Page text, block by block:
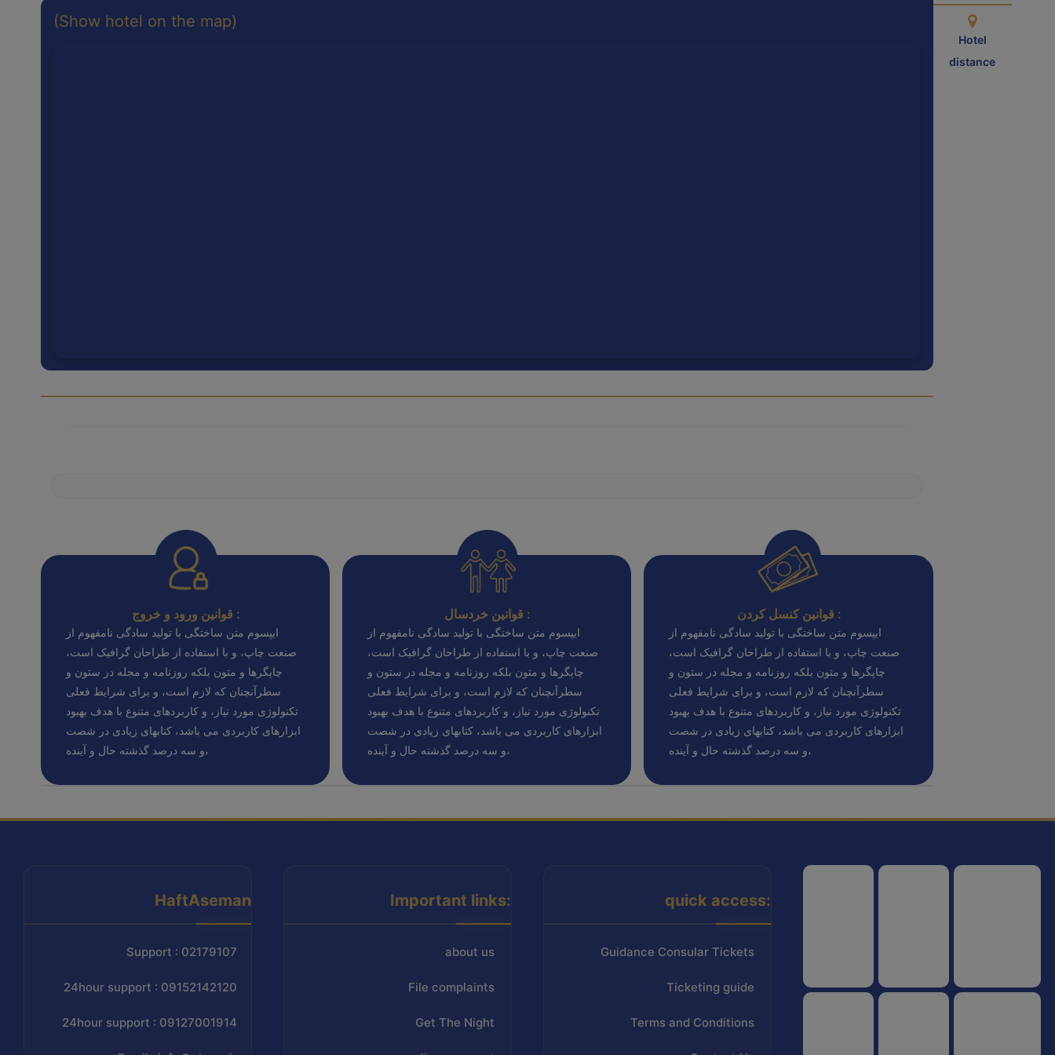
Hotel
distance
(Show hotel on the map)
قوانین ورود و خروج :
ایپسوم متن ساختگی با تولید سادگی نامفهوم از
صنعت چاپ، و با استفاده از طراحان گرافیک است،
چاپگرها و متون بلکه روزنامه و مجله در ستون و
سطرآنچنان که لازم است، و برای شرایط فعلی
تکنولوژی مورد نیاز، و کاربردهای متنوع با هدف بهبود
ابزارهای کاربردی می باشد، کتابهای زیادی در شصت
و سه درصد گذشته حال و آینده،
قوانین خردسال :
ایپسوم متن ساختگی با تولید سادگی نامفهوم از
صنعت چاپ، و با استفاده از طراحان گرافیک است،
چاپگرها و متون بلکه روزنامه و مجله در ستون و
سطرآنچنان که لازم است، و برای شرایط فعلی
تکنولوژی مورد نیاز، و کاربردهای متنوع با هدف بهبود
ابزارهای کاربردی می باشد، کتابهای زیادی در شصت
و سه درصد گذشته حال و آینده،
قوانین کنسل کردن :
ایپسوم متن ساختگی با تولید سادگی نامفهوم از
صنعت چاپ، و با استفاده از طراحان گرافیک است،
چاپگرها و متون بلکه روزنامه و مجله در ستون و
سطرآنچنان که لازم است، و برای شرایط فعلی
تکنولوژی مورد نیاز، و کاربردهای متنوع با هدف بهبود
ابزارهای کاربردی می باشد، کتابهای زیادی در شصت
و سه درصد گذشته حال و آینده،
HaftAseman
Support : 02179107
24hour support : 09152142120
24hour support : 09127001914
Important links:
about us
File complaints
Get The Night
quick access:
Guidance Consular Tickets
Ticketing guide
Terms and Conditions